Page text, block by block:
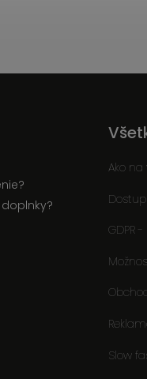
Ako
GDPR
Slow